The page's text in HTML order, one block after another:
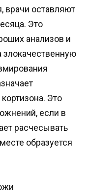
врачи оставляют
Это
анализов и
злокачественную
Это
если в
расчесывать
образуется